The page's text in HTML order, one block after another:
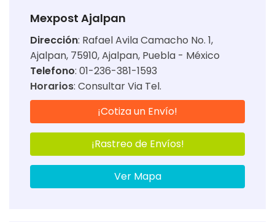
Mexpost Ajalpan
Dirección: Rafael Avila Camacho No. 1,
Ajalpan, 75910, Ajalpan, Puebla - México
Telefono: 01-236-381-1593
Horarios: Consultar Via Tel.
¡Cotiza un Envío!
¡Rastreo de Envíos!
Ver Mapa